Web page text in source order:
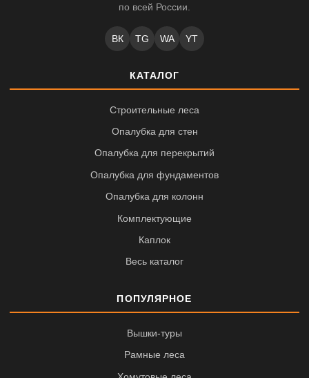
по всей России.
ВК TG WA YT
КАТАЛОГ
Строительные леса
Опалубка для стен
Опалубка для перекрытий
Опалубка для фундаментов
Опалубка для колонн
Комплектующие
Каплок
Весь каталог
ПОПУЛЯРНОЕ
Вышки-туры
Рамные леса